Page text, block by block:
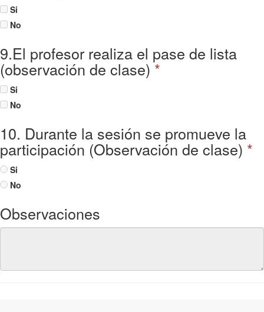
Si
No
9.El profesor realiza el pase de lista
(observación de clase) *
Si
No
10. Durante la sesión se promueve la
participación (Observación de clase) *
Si
No
Observaciones